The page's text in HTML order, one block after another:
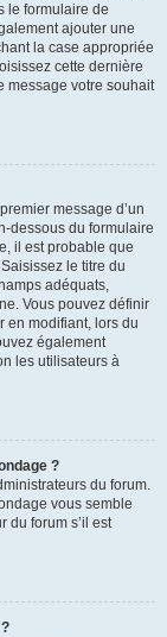
le formulaire de
ajouter une
la case appropriée
cette dernière
message votre souhait
message d’un
dessous du formulaire
il est probable que
le titre du
adéquats,
Vous pouvez définir
en modifiant, lors du
également
les utilisateurs à
?
du forum.
vous semble
du forum s’il est